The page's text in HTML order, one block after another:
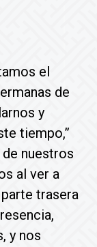
el
de
y
tiempo,”
nuestros
al ver a
trasera
y nos